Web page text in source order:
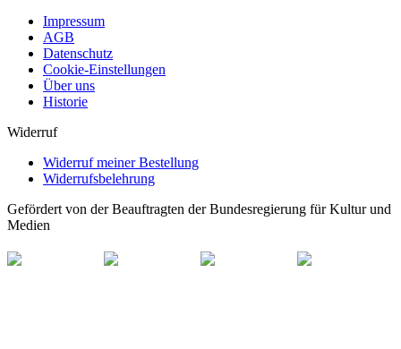
Impressum
AGB
Datenschutz
Cookie-Einstellungen
Über uns
Historie
Widerruf
Widerruf meiner Bestellung
Widerrufsbelehrung
Gefördert von der Beauftragten der Bundesregierung für Kultur und
Medien